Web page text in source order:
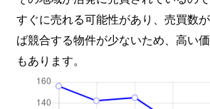
すぐに売れる可能性があり、売買数
ば競合する物件が少ないため、高い
もあります。